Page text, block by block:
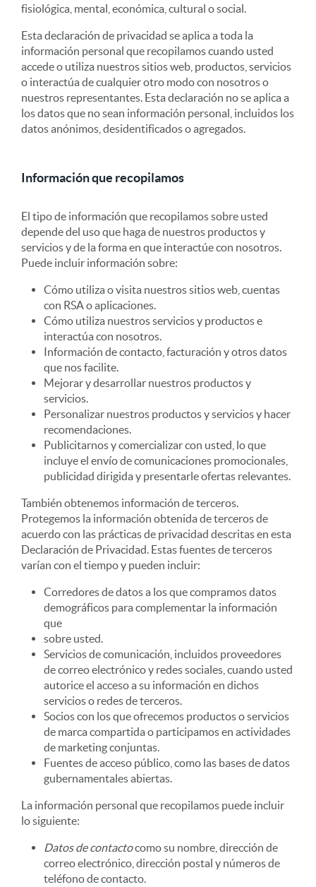
fisiológica, mental, económica, cultural o social.
Esta declaración de privacidad se aplica a toda la
información personal que recopilamos cuando usted
accede o utiliza nuestros sitios web, productos, servicios
o interactúa de cualquier otro modo con nosotros o
nuestros representantes. Esta declaración no se aplica a
los datos que no sean información personal, incluidos los
datos anónimos, desidentificados o agregados.
Información que recopilamos
El tipo de información que recopilamos sobre usted
depende del uso que haga de nuestros productos y
servicios y de la forma en que interactúe con nosotros.
Puede incluir información sobre:
Cómo utiliza o visita nuestros sitios web, cuentas
con RSA o aplicaciones.
Cómo utiliza nuestros servicios y productos e
interactúa con nosotros.
Información de contacto, facturación y otros datos
que nos facilite.
Mejorar y desarrollar nuestros productos y
servicios.
Personalizar nuestros productos y servicios y hacer
recomendaciones.
Publicitarnos y comercializar con usted, lo que
incluye el envío de comunicaciones promocionales,
publicidad dirigida y presentarle ofertas relevantes.
También obtenemos información de terceros.
Protegemos la información obtenida de terceros de
acuerdo con las prácticas de privacidad descritas en esta
Declaración de Privacidad. Estas fuentes de terceros
varían con el tiempo y pueden incluir:
Corredores de datos a los que compramos datos
demográficos para complementar la información
que
sobre usted.
Servicios de comunicación, incluidos proveedores
de correo electrónico y redes sociales, cuando usted
autorice el acceso a su información en dichos
servicios o redes de terceros.
Socios con los que ofrecemos productos o servicios
de marca compartida o participamos en actividades
de marketing conjuntas.
Fuentes de acceso público, como las bases de datos
gubernamentales abiertas.
La información personal que recopilamos puede incluir
lo siguiente:
Datos de contactocomo su nombre, dirección de
correo electrónico, dirección postal y números de
teléfono de contacto.